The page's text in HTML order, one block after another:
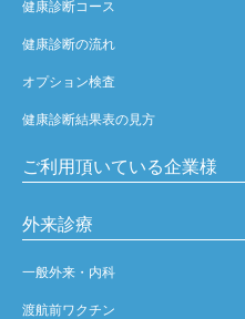
健康診断コース
健康診断の流れ
オプション検査
健康診断結果表の見方
ご利用頂いている企業様
外来診療
一般外来・内科
渡航前ワクチン